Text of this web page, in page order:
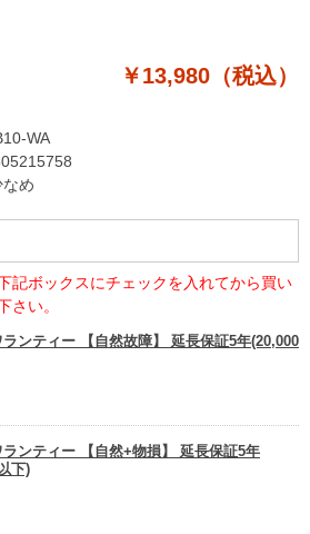
￥13,980（税込）
WA
め
記ボックスにチェックを入れてから買い
さい。
ンティー 【自然故障】 延長保証5年(20,000
ンティー 【自然+物損】 延長保証5年
下)